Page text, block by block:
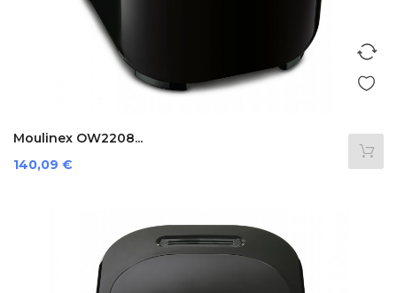
Moulinex OW2208...
Preis
140,09 €